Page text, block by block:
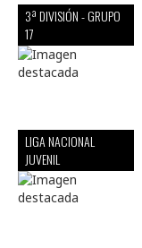
3ª DIVISIÓN - GRUPO
17
LIGA NACIONAL
JUVENIL